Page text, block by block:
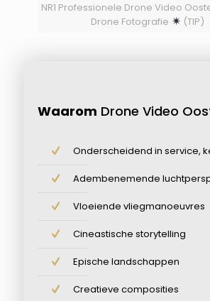
NR1 Professionele Drone Video
Drone Fotografie
(TIP)
Waarom Drone Video
Onderscheidend in service,
Adembenemende
Vloeiende vliegmanoeuvres
Cineastische storytelling
Epische landschappen
Creatieve composities